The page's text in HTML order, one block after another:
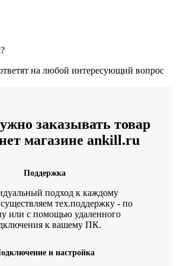
на любой интересующий вопрос
заказывать товар
магазине ankill.ru
Поддержка
подход к каждому
тех.поддержку - по
или с помощью удаленного
к вашему ПК.
и настройка